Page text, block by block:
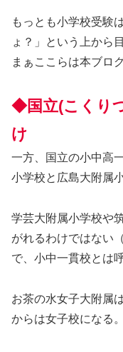
もっとも小学校受験
ょ？」という上から
まぁここらは本ブロ
◆国立(こくり
け
一方、国立の小中高
小学校と広島大附属
学芸大附属小学校や
がれるわけではない
で、小中一貫校とは
お茶の水女子大附属
からは女子校になる。